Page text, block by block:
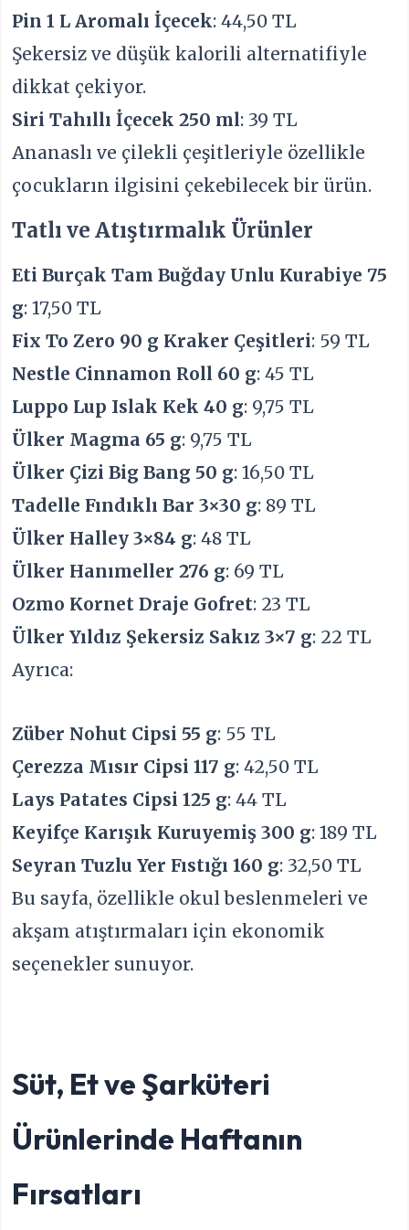
Pin 1 L Aromalı İçecek: 44,50 TL
Şekersiz ve düşük kalorili alternatifiyle
dikkat çekiyor.
Siri Tahıllı İçecek 250 ml: 39 TL
Ananaslı ve çilekli çeşitleriyle özellikle
çocukların ilgisini çekebilecek bir ürün.
Tatlı ve Atıştırmalık Ürünler
Eti Burçak Tam Buğday Unlu Kurabiye 75
g: 17,50 TL
Fix To Zero 90 g Kraker Çeşitleri: 59 TL
Nestle Cinnamon Roll 60 g: 45 TL
Luppo Lup Islak Kek 40 g: 9,75 TL
Ülker Magma 65 g: 9,75 TL
Ülker Çizi Big Bang 50 g: 16,50 TL
Tadelle Fındıklı Bar 3×30 g: 89 TL
Ülker Halley 3×84 g: 48 TL
Ülker Hanımeller 276 g: 69 TL
Ozmo Kornet Draje Gofret: 23 TL
Ülker Yıldız Şekersiz Sakız 3×7 g: 22 TL
Ayrıca:
Züber Nohut Cipsi 55 g: 55 TL
Çerezza Mısır Cipsi 117 g: 42,50 TL
Lays Patates Cipsi 125 g: 44 TL
Keyifçe Karışık Kuruyemiş 300 g: 189 TL
Seyran Tuzlu Yer Fıstığı 160 g: 32,50 TL
Bu sayfa, özellikle okul beslenmeleri ve
akşam atıştırmaları için ekonomik
seçenekler sunuyor.
Süt, Et ve Şarküteri
Ürünlerinde Haftanın
Fırsatları